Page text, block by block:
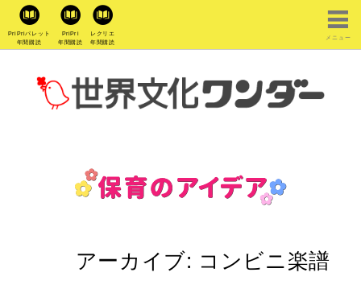
PriPriパレット
年間購読
PriPri
年間購読
レクリエ
年間購読
メニュー
アーカイブ: コンビニ楽譜